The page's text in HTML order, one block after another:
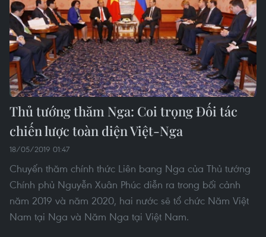
Thủ tướng thăm Nga: Coi trọng Đối tác
chiến lược toàn diện Việt-Nga
18/05/2019 01:47
Chuyến thăm chính thức Liên bang Nga của Thủ tướng
Chính phủ Nguyễn Xuân Phúc diễn ra trong bối cảnh
năm 2019 và năm 2020, hai nước sẽ tổ chức Năm Việt
Nam tại Nga và Năm Nga tại Việt Nam.